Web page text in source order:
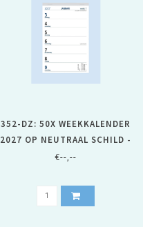
352-DZ: 50X WEEKKALENDER
2027 OP NEUTRAAL SCHILD -
1 DOOS
€--,--